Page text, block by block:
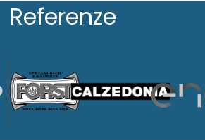
Referenze